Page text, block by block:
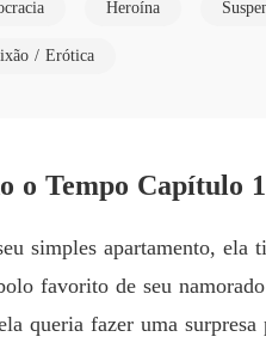
uma época diferente da sua,
as instiga dessa época. Mas
Heroína
/ Erótica
o Tempo Capítulo
simples apartamento, ela
favorito de seu
queria fazer uma